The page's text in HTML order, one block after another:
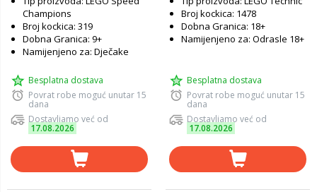
Champions
Broj kockica: 319
Dobna Granica: 9+
Namijenjeno za: Dječake
Besplatna dostava
Povrat robe moguć unutar 15
dana
Dostavljamo već od
17.08.2026
Broj kockica: 1478
Dobna Granica: 18+
Namijenjeno za: Odrasle 18+
Besplatna dostava
Povrat robe moguć unutar 15
dana
Dostavljamo već od
17.08.2026